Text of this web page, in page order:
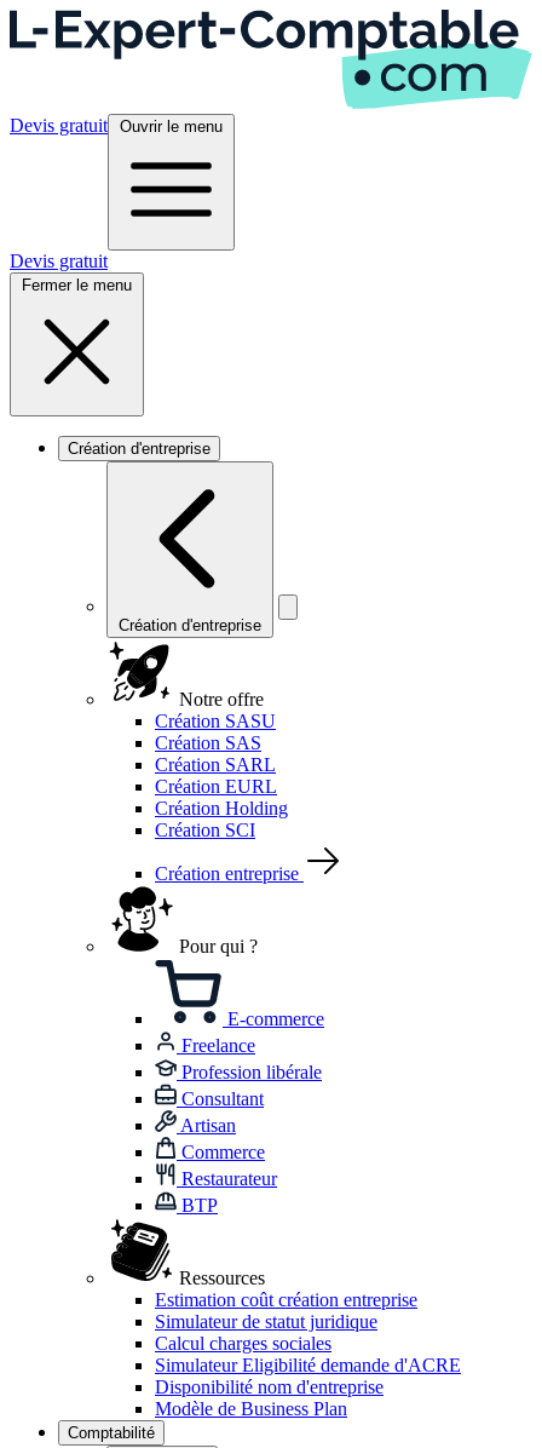
Devis gratuit Ouvrir le menu
Devis gratuit
Fermer le menu
Création d'entreprise
Création d'entreprise
Notre offre
Création SASU
Création SAS
Création SARL
Création EURL
Création Holding
Création SCI
Création entreprise
Pour qui ?
E-commerce
Freelance
Profession libérale
Consultant
Artisan
Commerce
Restaurateur
BTP
Ressources
Estimation coût création entreprise
Simulateur de statut juridique
Calcul charges sociales
Simulateur Eligibilité demande d'ACRE
Disponibilité nom d'entreprise
Modèle de Business Plan
Comptabilité